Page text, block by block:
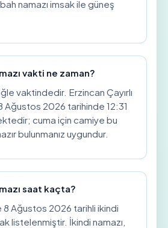
namazı imsak ile güneş
vakti ne zaman?
vaktindedir. Erzincan Çayırlı
Ağustos 2026 tarihinde 12:31
cuma için camiye bu
bulunmanız uygundur.
saat kaçta?
8 Ağustos 2026 tarihli ikindi
listelenmiştir. İkindi namazı,